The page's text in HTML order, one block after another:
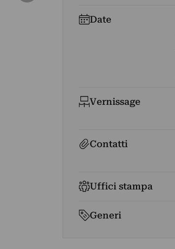
Date
Vernissage
Contatti
Uffici stampa
Generi